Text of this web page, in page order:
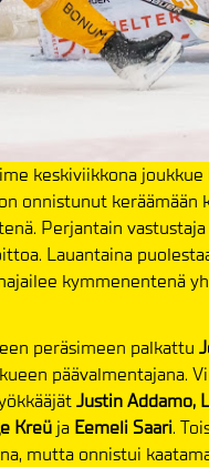
keskiviikkona
onnistunut keräämään
Perjantain
Lauantaina
kymmenentenä
peräsimeen palkattu
päävalmentajana.
Justin Addamo,
Kreü ja Eemeli Saari.
mutta onnistui